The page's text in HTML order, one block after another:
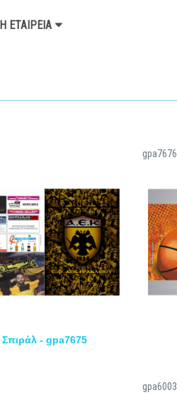
Η ΕΤΑΙΡΕΊΑ
Σπιράλ - gpa7675
gpa7676
gpa6003